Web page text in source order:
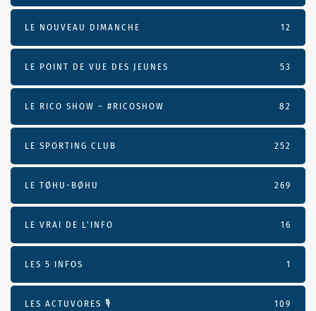
LE NOUVEAU DIMANCHE 12
LE POINT DE VUE DES JEUNES 53
LE RICO SHOW – #RICOSHOW 82
LE SPORTING CLUB 252
LE TØHU-BØHU 269
LE VRAI DE L’INFO 16
LES 5 INFOS 1
LES ACTUVORES 🎙 109